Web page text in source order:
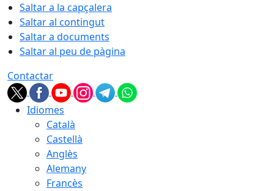
Saltar a la capçalera
Saltar al contingut
Saltar a documents
Saltar al peu de pàgina
Contactar
Idiomes
Català
Castellà
Anglès
Alemany
Francès